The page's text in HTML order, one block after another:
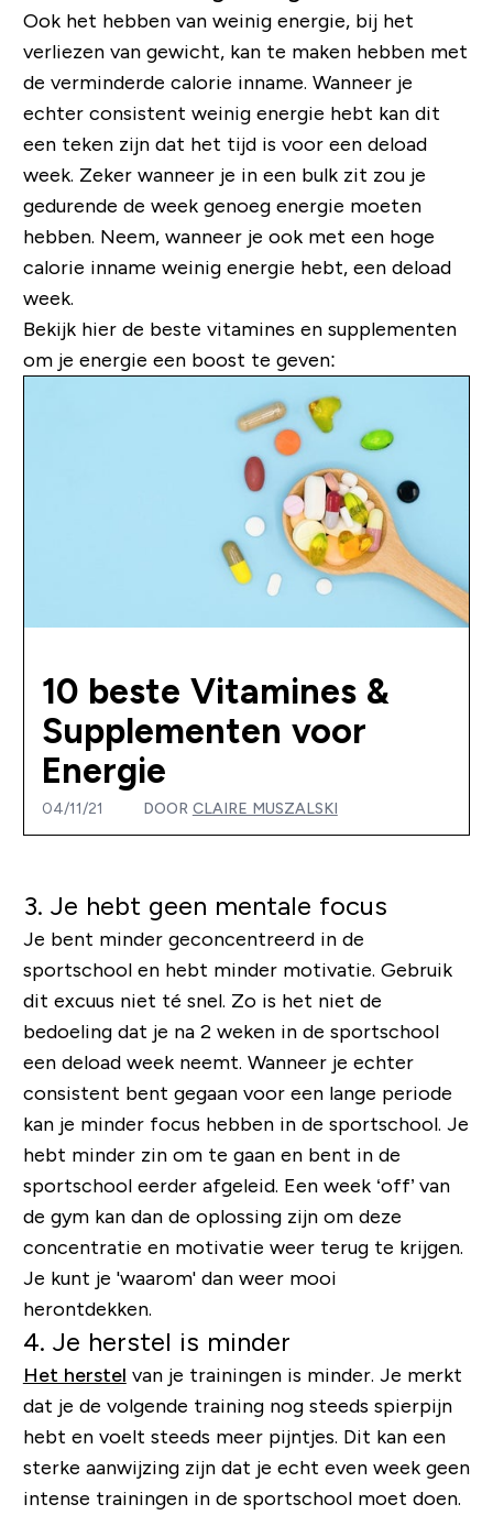
Ook het hebben van weinig energie, bij het
verliezen van gewicht, kan te maken hebben met
de verminderde calorie inname. Wanneer je
echter consistent weinig energie hebt kan dit
een teken zijn dat het tijd is voor een deload
week. Zeker wanneer je in een bulk zit zou je
gedurende de week genoeg energie moeten
hebben. Neem, wanneer je ook met een hoge
calorie inname weinig energie hebt, een deload
week.
Bekijk hier de beste vitamines en supplementen
om je energie een boost te geven:
10 beste Vitamines &
Supplementen voor
Energie
04/11/21 DOOR CLAIRE MUSZALSKI
3. Je hebt geen mentale focus
Je bent minder geconcentreerd in de
sportschool en hebt minder motivatie. Gebruik
dit excuus niet té snel. Zo is het niet de
bedoeling dat je na 2 weken in de sportschool
een deload week neemt. Wanneer je echter
consistent bent gegaan voor een lange periode
kan je minder focus hebben in de sportschool. Je
hebt minder zin om te gaan en bent in de
sportschool eerder afgeleid. Een week ‘off’ van
de gym kan dan de oplossing zijn om deze
concentratie en motivatie weer terug te krijgen.
Je kunt je 'waarom' dan weer mooi
herontdekken.
4. Je herstel is minder
Het herstel van je trainingen is minder. Je merkt
dat je de volgende training nog steeds spierpijn
hebt en voelt steeds meer pijntjes. Dit kan een
sterke aanwijzing zijn dat je echt even week geen
intense trainingen in de sportschool moet doen.